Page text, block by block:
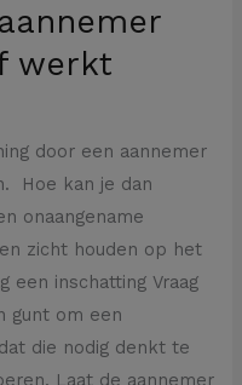
werkt
door een aannemer
Hoe kan je dan
onaangename
zicht houden op het
een inschatting Vraag
gunt om een
die nodig denkt te
Laat de aannemer